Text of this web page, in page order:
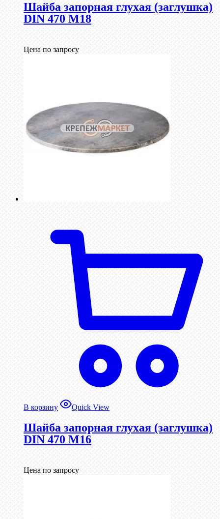
Шайба запорная глухая (заглушка)
DIN 470 М18
Цена по запросу
В корзину Quick View
Шайба запорная глухая (заглушка)
DIN 470 М16
Цена по запросу